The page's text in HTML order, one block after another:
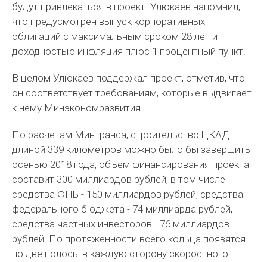
будут привлекаться в проект. Улюкаев напомнил,
что предусмотрен выпуск корпоративных
облигаций с максимальным сроком 28 лет и
доходностью инфляция плюс 1 процентный пункт.
В целом Улюкаев поддержал проект, отметив, что
он соответствует требованиям, которые выдвигает
к нему Минэкономразвития.
По расчетам Минтранса, строительство ЦКАД
длиной 339 километров можно было бы завершить
осенью 2018 года, объем финансирования проекта
составит 300 миллиардов рублей, в том числе
средства ФНБ - 150 миллиардов рублей, средства
федерального бюджета - 74 миллиарда рублей,
средства частных инвесторов - 76 миллиардов
рублей. По протяженности всего кольца появятся
по две полосы в каждую сторону скоростного